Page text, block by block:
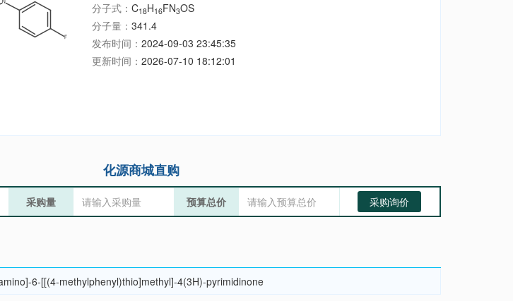
分子式： C18H16FN3OS
分子量： 341.4
发布时间： 2024-09-03 23:45:35
更新时间： 2026-07-10 18:12:01
化源商城直购
采购量 预算总价 采购询价
6-[[(4-methylphenyl)thio]methyl]-4(3H)-pyrimidinone